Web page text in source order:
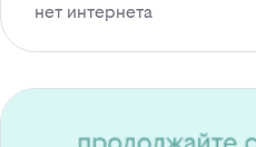
нет интернета